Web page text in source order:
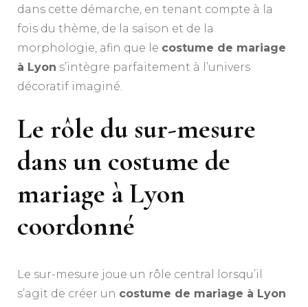
dans cette démarche, en tenant compte à la
fois du thème, de la saison et de la
morphologie, afin que le costume de mariage
à Lyon s’intègre parfaitement à l’univers
décoratif imaginé.
Le rôle du sur-mesure
dans un costume de
mariage à Lyon
coordonné
Le sur-mesure joue un rôle central lorsqu’il
s’agit de créer un costume de mariage à Lyon